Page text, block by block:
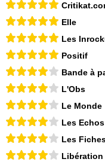
Elle
Les
Positif
Bande à
L'Obs
Le Monde
Les Echos
Les
Libération